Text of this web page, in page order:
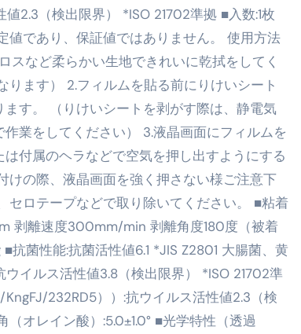
テルが“セット割”で最安級！ スカイマーク／
ご紹介
何をするサイトか”が一目で伝わる。いま
る効果まとめ】#梅干し #ダイエット #筋トレ #
でわかる効果まとめ】#ダイエット #筋トレ #
る効果まとめ】#バナナ #ダイエット #筋トレ #
か？ #ダイエット #プロテイン #痩せる
メインなら“全部まとめて”安心スタート
・首・足元の冷えを根こそぎ防ぐ！素材別おすすめ
ート・羽毛・人工羽毛・調温・吸湿発熱…あなたの
・ツイスト・天然木まで徹底分類！室内で“足腰
ト割完全攻略ガイド｜海外・国内旅行を最安値で
2.3（検出限界） *ISO 21702準拠 ■入数:1枚
であり、保証値ではありません。 使用方法
スなど柔らかい生地できれいに乾拭をしてく
ます） 2.フィルムを貼る前にりけいシート
す。 （りけいシートを剥がす際は、静電気
業をしてください） 3.液晶画面にフィルムを
付属のヘラなどで空気を押し出すようにする
の際、液晶画面を強く押さない様ご注意下
ロテープなどで取り除いてください。 ■粘着
剥離速度300mm/min 剥離角度180度（被着
菌性能:抗菌活性値6.1 *JIS Z2801 大腸菌、黄
イルス活性値3.8（検出限界） *ISO 21702準
232RD5））:抗ウイルス活性値2.3（検
オレイン酸）:5.0±1.0° ■光学特性（透過